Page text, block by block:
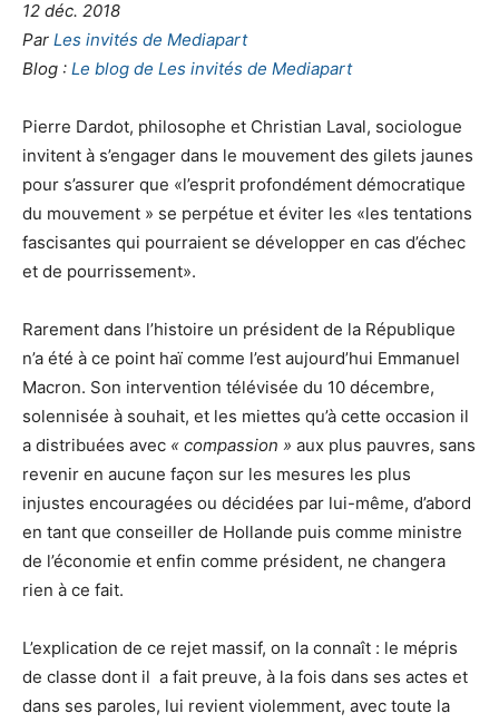
12 déc. 2018
Par Les invités de Mediapart
Blog : Le blog de Les invités de Mediapart
Pierre Dardot, philosophe et Christian Laval, sociologue
invitent à s’engager dans le mouvement des gilets jaunes
pour s’assurer que «l’esprit profondément démocratique
du mouvement » se perpétue et éviter les «les tentations
fascisantes qui pourraient se développer en cas d’échec
et de pourrissement».
Rarement dans l’histoire un président de la République
n’a été à ce point haï comme l’est aujourd’hui Emmanuel
Macron. Son intervention télévisée du 10 décembre,
solennisée à souhait, et les miettes qu’à cette occasion il
a distribuées avec « compassion » aux plus pauvres, sans
revenir en aucune façon sur les mesures les plus
injustes encouragées ou décidées par lui-même, d’abord
en tant que conseiller de Hollande puis comme ministre
de l’économie et enfin comme président, ne changera
rien à ce fait.
L’explication de ce rejet massif, on la connaît : le mépris
de classe dont il a fait preuve, à la fois dans ses actes et
dans ses paroles, lui revient violemment, avec toute la